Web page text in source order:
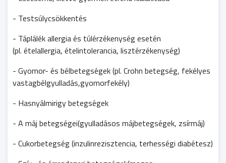
- Testsúlycsökkentés
- Táplálék allergia és túlérzékenység esetén
(pl. ételallergia, ételintolerancia, lisztérzékenység)
- Gyomor- és bélbetegségek (pl. Crohn betegség, fekélyes
vastagbélgyulladás,gyomorfekély)
- Hasnyálmirigy betegségek
- A máj betegségei(gyulladásos májbetegségek, zsírmáj)
- Cukorbetegség (inzulinrezisztencia, terhességi diabétesz)